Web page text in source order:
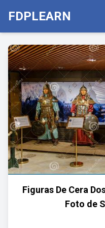
FDPLEARN
Figuras De Cera
Foto de